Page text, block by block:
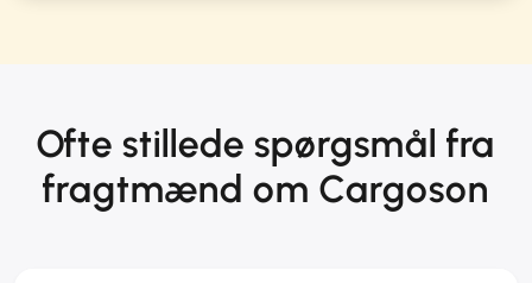
Ofte stillede spørgsmål fra
fragtmænd om Cargoson